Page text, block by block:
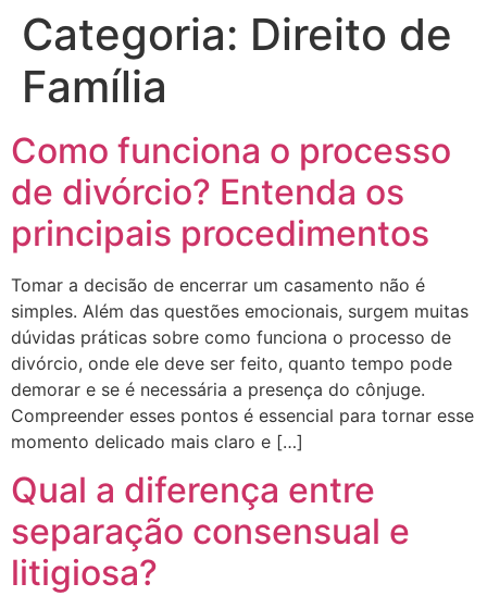
Categoria: Direito de
Família
Como funciona o processo
de divórcio? Entenda os
principais procedimentos
Tomar a decisão de encerrar um casamento não é
simples. Além das questões emocionais, surgem muitas
dúvidas práticas sobre como funciona o processo de
divórcio, onde ele deve ser feito, quanto tempo pode
demorar e se é necessária a presença do cônjuge.
Compreender esses pontos é essencial para tornar esse
momento delicado mais claro e […]
Qual a diferença entre
separação consensual e
litigiosa?